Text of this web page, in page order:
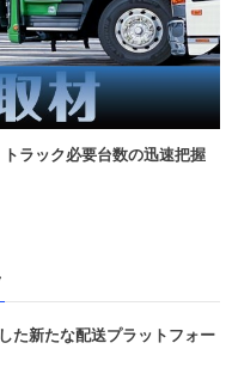
ラック必要台数の迅速把握
た新たな配送プラットフォー